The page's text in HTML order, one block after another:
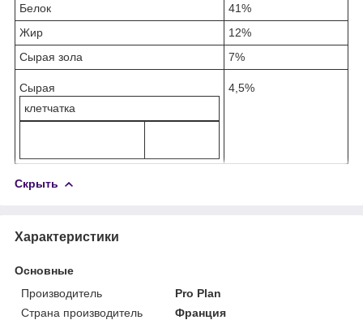
Белок
41%
Жир
12%
Сырая зола
7%
Сырая
клетчатка
4,5%
Скрыть
Характеристики
Основные
Производитель
Pro Plan
Страна производитель
Франция